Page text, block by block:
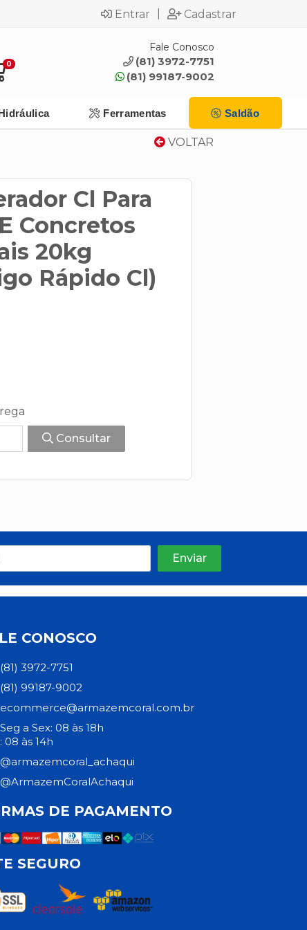
Entrar Cadastrar
0
Fale Conosco
(81) 3972-7751
(81) 99187-9002
Ferramentas Saldão
VOLTAR
Cl Para
Concretos
20kg
Rápido Cl)
Consultar
CONOSCO
(81) 3972-7751
(81) 99187-9002
ecommerce@armazemcoral.com.br
Seg a Sex: 08 às 18h
08 às 14h
@armazemcoral_achaqui
@ArmazemCoralAchaqui
DE PAGAMENTO
SEGURO